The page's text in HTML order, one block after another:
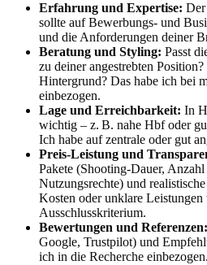
Erfahrung und Expertise: Der
sollte auf Bewerbungs- und
und die Anforderungen deiner
Beratung und Styling: Passt
zu deiner angestrebten
Hintergrund? Das habe ich bei
einbezogen.
Lage und Erreichbarkeit: In
wichtig – z. B. nahe Hbf oder
Ich habe auf zentrale oder gut
Preis-Leistung und
Pakete (Shooting-Dauer,
Nutzungsrechte) und
Kosten oder unklare
Ausschlusskriterium.
Bewertungen und Referenzen:
Google, Trustpilot) und
ich in die Recherche einbezogen.